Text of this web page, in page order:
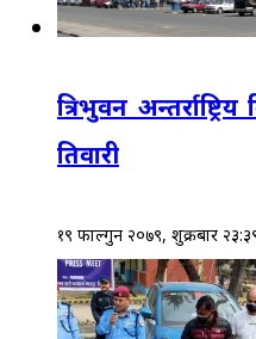
त्रिभुवन
तिवारी
१९ फाल्गुन २०७९, शुक्रबार